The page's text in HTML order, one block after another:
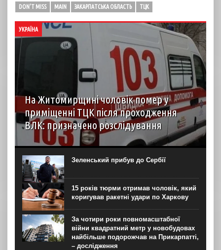
DON'T MISS MAIN ЗАКАРПАТСЬКА ОБЛАСТЬ ТЦК
УКРАЇНА
На Житомирщині чоловік помер у
приміщенні ТЦК після проходження
ВЛК: призначено розслідування
6 серпня до територіального центру комплектування на
Житомирщині доставили чоловіка, який фігурував як
порушник правил військового обліку. Під час
перебування у приміщенні він знепритомнів, а потім
помер. Про інцидент...
Зеленський прибув до Сербії
15 років тюрми отримав чоловік, який
коригував ракетні удари по Харкову
За чотири роки повномасштабної
війни квадратний метр у новобудовах
найбільше подорожчав на Прикарпатті,
– дослідження